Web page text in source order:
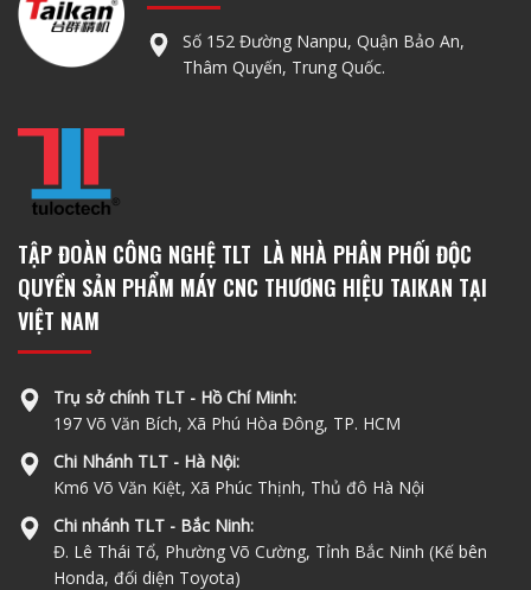
Số 152 Đường Nanpu, Quận Bảo An,
Thâm Quyến, Trung Quốc.
TẬP ĐOÀN CÔNG NGHỆ TLT LÀ NHÀ PHÂN PHỐI ĐỘC
QUYỀN SẢN PHẨM MÁY CNC THƯƠNG HIỆU TAIKAN TẠI
VIỆT NAM
Trụ sở chính TLT - Hồ Chí Minh:
197 Võ Văn Bích, Xã Phú Hòa Đông, TP. HCM
Chi Nhánh TLT - Hà Nội:
Km6 Võ Văn Kiệt, Xã Phúc Thịnh, Thủ đô Hà Nội
Chi nhánh TLT - Bắc Ninh:
Đ. Lê Thái Tổ, Phường Võ Cường, Tỉnh Bắc Ninh (Kế bên
Honda, đối diện Toyota)